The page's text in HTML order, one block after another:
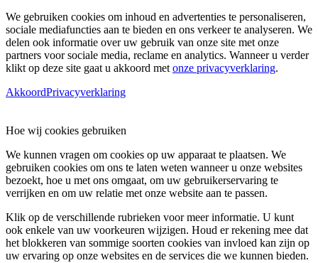
We gebruiken cookies om inhoud en advertenties te personaliseren,
sociale mediafuncties aan te bieden en ons verkeer te analyseren. We
delen ook informatie over uw gebruik van onze site met onze
partners voor sociale media, reclame en analytics. Wanneer u verder
klikt op deze site gaat u akkoord met onze privacyverklaring.
AkkoordPrivacyverklaring
Hoe wij cookies gebruiken
We kunnen vragen om cookies op uw apparaat te plaatsen. We
gebruiken cookies om ons te laten weten wanneer u onze websites
bezoekt, hoe u met ons omgaat, om uw gebruikerservaring te
verrijken en om uw relatie met onze website aan te passen.
Klik op de verschillende rubrieken voor meer informatie. U kunt
ook enkele van uw voorkeuren wijzigen. Houd er rekening mee dat
het blokkeren van sommige soorten cookies van invloed kan zijn op
uw ervaring op onze websites en de services die we kunnen bieden.